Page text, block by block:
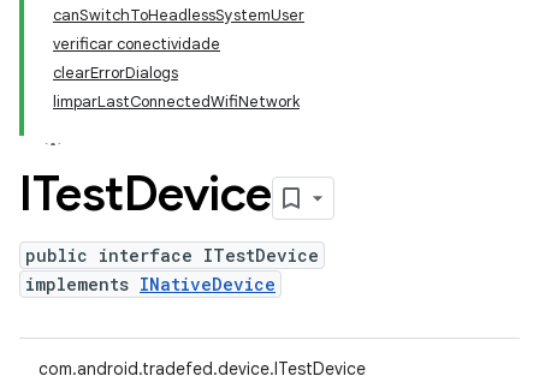
canSwitchToHeadlessSystemUser
verificar conectividade
clearErrorDialogs
limparLastConnectedWifiNetwork
ITestDevice
public interface ITestDevice
implements INativeDevice
com.android.tradefed.device.ITestDevice